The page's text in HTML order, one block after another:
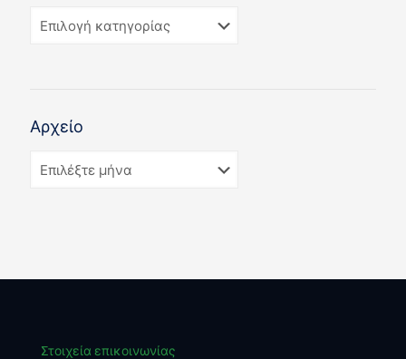
Αρχείο
Στοιχεία επικοινωνίας